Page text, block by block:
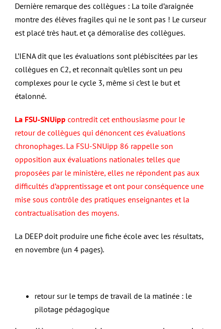
Dernière remarque des collègues : La toile d’araignée
montre des élèves fragiles qui ne le sont pas ! Le curseur
est placé très haut. et ça démoralise des collègues.
L’IENA dit que les évaluations sont plébiscitées par les
collègues en C2, et reconnait qu’elles sont un peu
complexes pour le cycle 3, même si c’est le but et
étalonné.
La FSU-SNUipp contredit cet enthousiasme pour le
retour de collègues qui dénoncent ces évaluations
chronophages. La FSU-SNUipp 86 rappelle son
opposition aux évaluations nationales telles que
proposées par le ministère, elles ne répondent pas aux
difficultés d’apprentissage et ont pour conséquence une
mise sous contrôle des pratiques enseignantes et la
contractualisation des moyens.
La DEEP doit produire une fiche école avec les résultats,
en novembre (un 4 pages).
retour sur le temps de travail de la matinée : le
pilotage pédagogique